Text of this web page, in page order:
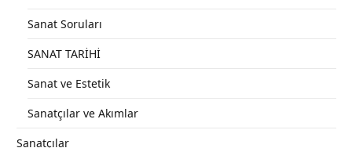
Sanat Soruları
SANAT TARİHİ
Sanat ve Estetik
Sanatçılar ve Akımlar
Sanatçılar